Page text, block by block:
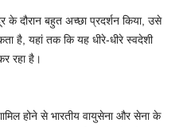
के दौरान बहुत अच्छा प्रदर्शन किया, उसे
है, यहां तक ​​कि यह धीरे-धीरे स्वदेशी
रहा है।
होने से भारतीय वायुसेना और सेना के